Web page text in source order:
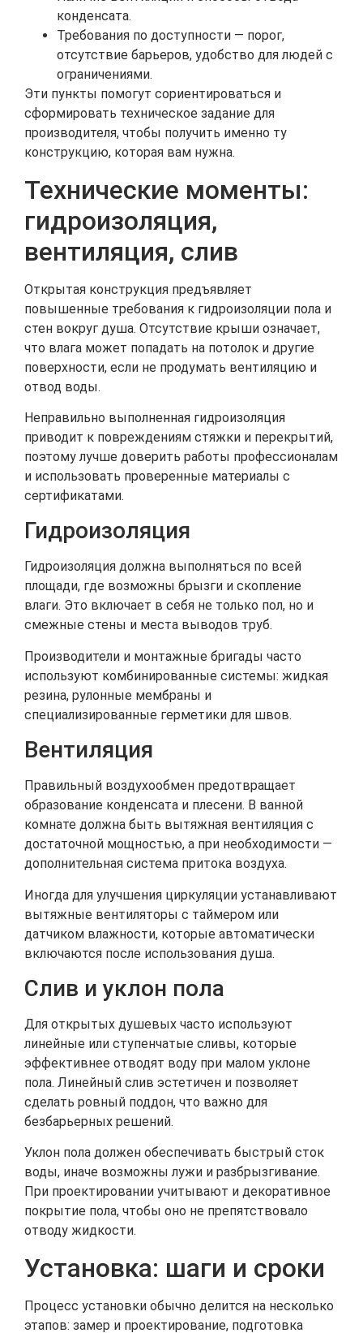
конденсата.
Требования по доступности — порог,
отсутствие барьеров, удобство для людей с
ограничениями.
Эти пункты помогут сориентироваться и
сформировать техническое задание для
производителя, чтобы получить именно ту
конструкцию, которая вам нужна.
Технические моменты:
гидроизоляция,
вентиляция, слив
Открытая конструкция предъявляет
повышенные требования к гидроизоляции пола и
стен вокруг душа. Отсутствие крыши означает,
что влага может попадать на потолок и другие
поверхности, если не продумать вентиляцию и
отвод воды.
Неправильно выполненная гидроизоляция
приводит к повреждениям стяжки и перекрытий,
поэтому лучше доверить работы профессионалам
и использовать проверенные материалы с
сертификатами.
Гидроизоляция
Гидроизоляция должна выполняться по всей
площади, где возможны брызги и скопление
влаги. Это включает в себя не только пол, но и
смежные стены и места выводов труб.
Производители и монтажные бригады часто
используют комбинированные системы: жидкая
резина, рулонные мембраны и
специализированные герметики для швов.
Вентиляция
Правильный воздухообмен предотвращает
образование конденсата и плесени. В ванной
комнате должна быть вытяжная вентиляция с
достаточной мощностью, а при необходимости —
дополнительная система притока воздуха.
Иногда для улучшения циркуляции устанавливают
вытяжные вентиляторы с таймером или
датчиком влажности, которые автоматически
включаются после использования душа.
Слив и уклон пола
Для открытых душевых часто используют
линейные или ступенчатые сливы, которые
эффективнее отводят воду при малом уклоне
пола. Линейный слив эстетичен и позволяет
сделать ровный поддон, что важно для
безбарьерных решений.
Уклон пола должен обеспечивать быстрый сток
воды, иначе возможны лужи и разбрызгивание.
При проектировании учитывают и декоративное
покрытие пола, чтобы оно не препятствовало
отводу жидкости.
Установка: шаги и сроки
Процесс установки обычно делится на несколько
этапов: замер и проектирование, подготовка